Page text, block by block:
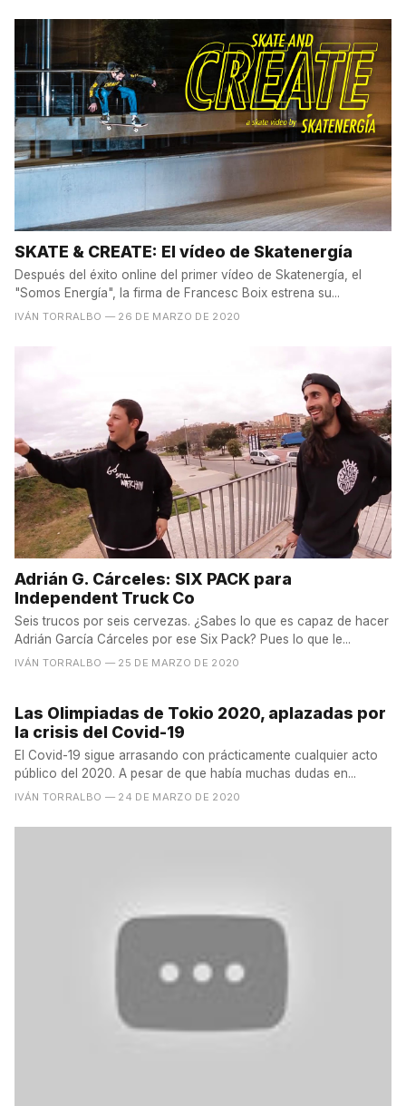
SKATE & CREATE: El vídeo de Skatenergía
Después del éxito online del primer vídeo de Skatenergía, el
"Somos Energía", la firma de Francesc Boix estrena su...
IVÁN TORRALBO — 26 DE MARZO DE 2020
Adrián G. Cárceles: SIX PACK para
Independent Truck Co
Seis trucos por seis cervezas. ¿Sabes lo que es capaz de hacer
Adrián García Cárceles por ese Six Pack? Pues lo que le...
IVÁN TORRALBO — 25 DE MARZO DE 2020
Las Olimpiadas de Tokio 2020, aplazadas por
la crisis del Covid-19
El Covid-19 sigue arrasando con prácticamente cualquier acto
público del 2020. A pesar de que había muchas dudas en...
IVÁN TORRALBO — 24 DE MARZO DE 2020